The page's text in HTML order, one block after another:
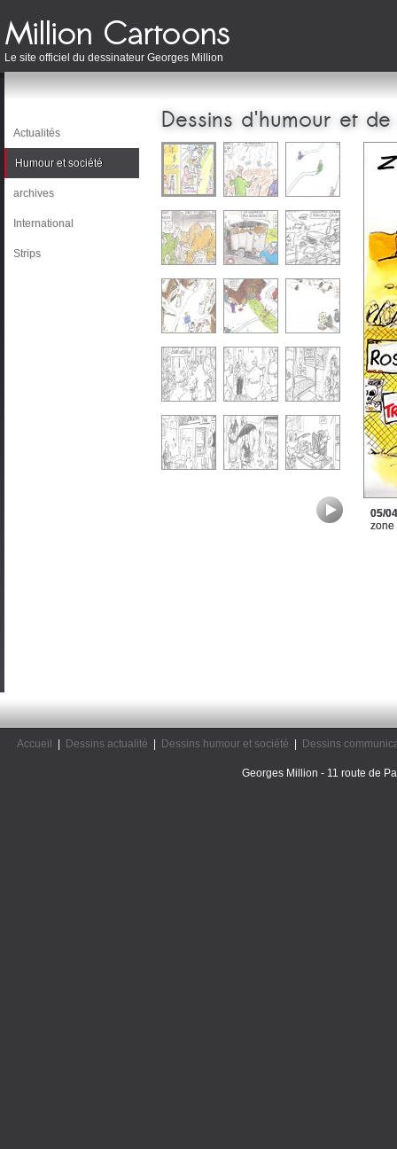
Le site officiel du dessinateur Georges Million
Actualités
Humour et société
archives
International
Strips
Dessins d'humour et
05/
zone
Accueil Dessins actualité Dessins humour et société Dessins
Georges Million - 11 route de